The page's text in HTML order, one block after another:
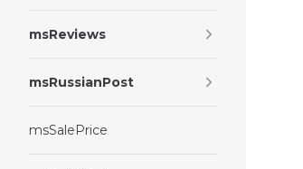
msReviews
msRussianPost
msSalePrice